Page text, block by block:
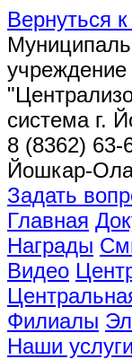
Вернуться
учреждение
система г.
8 (8362) 63-
Йошкар-
Задать
Главная
Награды
Видео
Филиалы
Наши услуги